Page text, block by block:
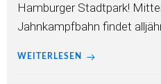
Hamburger Stadtpark!
Jahnkampfbahn findet
WEITERLESEN